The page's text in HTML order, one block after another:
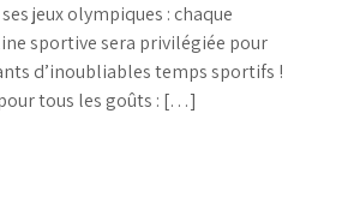
jeux olympiques : chaque
sportive sera privilégiée pour
d’inoubliables temps sportifs !
tous les goûts : […]